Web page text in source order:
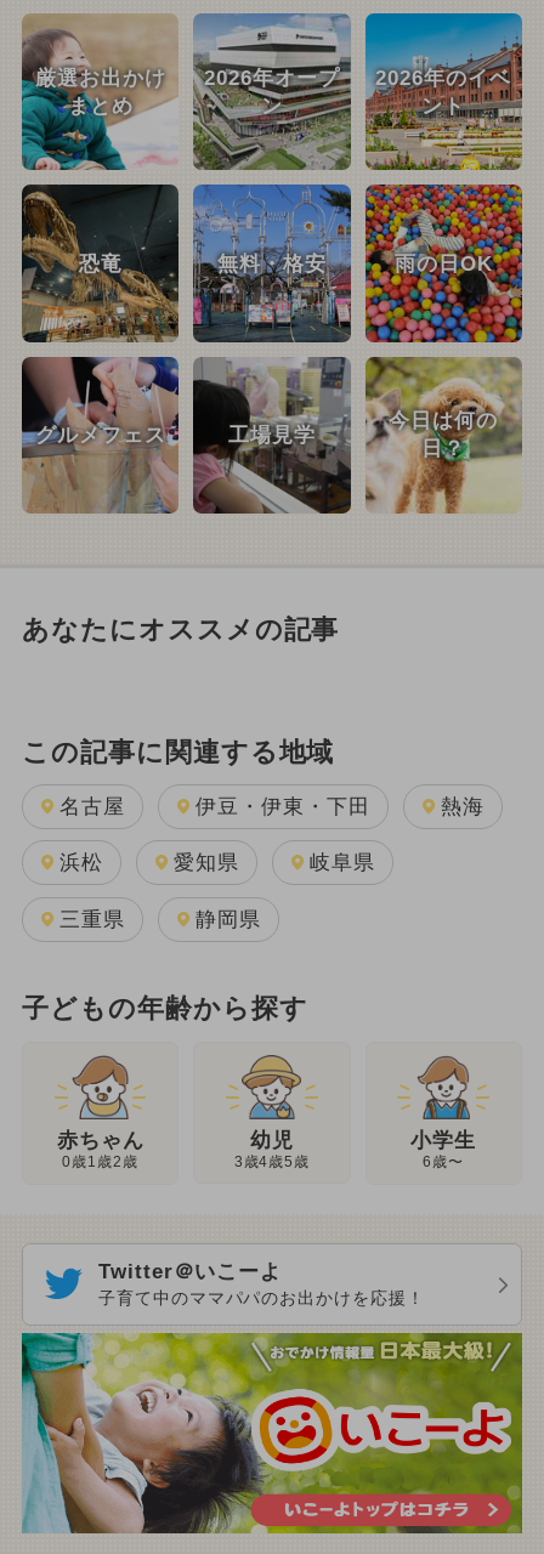
厳選お出かけ
まとめ
2026年オープ
ン
2026年のイベ
ント
恐竜 無料・格安 雨の日OK
グルメフェス 工場見学
今日は何の
日？
あなたにオススメの記事
この記事に関連する地域
名古屋 伊豆・伊東・下田 熱海
浜松 愛知県 岐阜県
三重県 静岡県
子どもの年齢から探す
赤ちゃん
0歳1歳2歳
幼児
3歳4歳5歳
小学生
6歳〜
Twitter＠いこーよ
子育て中のママパパのお出かけを応援！